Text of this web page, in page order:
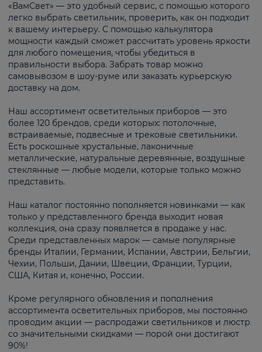
«ВамСвет» — это удобный сервис, с помощью которого
легко выбрать светильник, проверить, как он подходит
к вашему интерьеру. С помощью калькулятора
мощности каждый сможет рассчитать уровень яркости
для любого помещения, чтобы убедиться в
правильности выбора. Забрать товар можно
самовывозом в шоу-руме или заказать курьерскую
доставку на дом.
Наш ассортимент осветительных приборов — это
более 120 брендов, среди которых: потолочные,
встраиваемые, подвесные и трековые светильники.
Есть роскошные хрустальные, лаконичные
металлические, натуральные деревянные, воздушные
стеклянные — любые модели, которые только можно
представить.
Наш каталог постоянно пополняется новинками — как
только у представленного бренда выходит новая
коллекция, она сразу появляется в продаже у нас.
Среди представленных марок — самые популярные
бренды Италии, Германии, Испании, Австрии, Бельгии,
Чехии, Польши, Дании, Швеции, Франции, Турции,
США, Китая и, конечно, России.
Кроме регулярного обновления и пополнения
ассортимента осветительных приборов, мы постоянно
проводим акции — распродажи светильников и люстр
со значительными скидками — порой они достигают
90%!